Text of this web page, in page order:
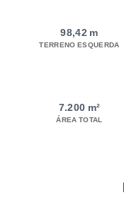
98,42 m
TERRENO ESQUERDA
7.200 m²
ÁREA TOTAL